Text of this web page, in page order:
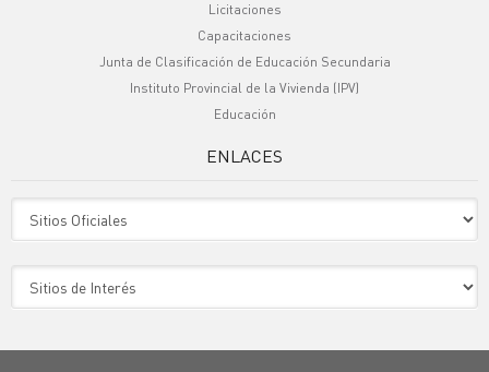
Licitaciones
Capacitaciones
Junta de Clasificación de Educación Secundaria
Instituto Provincial de la Vivienda (IPV)
Educación
ENLACES